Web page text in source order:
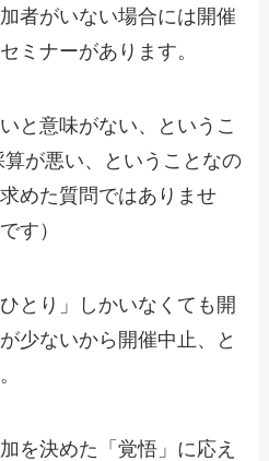
者がいない場合には開催
ミナーがあります。
と意味がない、というこ
が悪い、ということなの
めた質問ではありませ
す）
とり」しかいなくても開
少ないから開催中止、と
を決めた「覚悟」に応え